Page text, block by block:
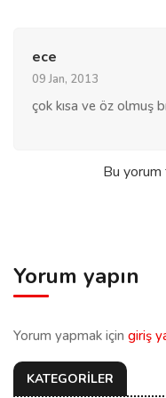
ece
09 Jan, 2013
çok kısa ve öz olmuş
Bu yorum
Yorum yapın
Yorum yapmak için giriş
KATEGORİLER